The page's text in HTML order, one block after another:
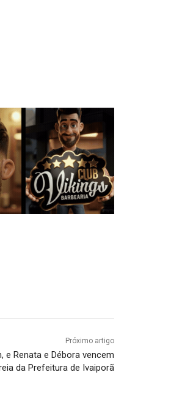
Próximo artigo
e Renata e Débora vencem
da Prefeitura de Ivaiporã